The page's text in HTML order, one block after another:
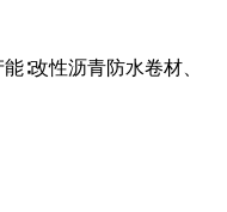
∶改性沥青防水卷材、